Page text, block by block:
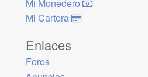
Mi Monedero
Mi Cartera
Enlaces
Foros